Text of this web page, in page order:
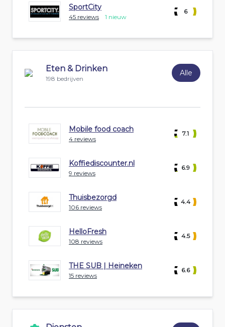
SportCity
45 reviews 1 nieuw
6
Eten & Drinken
198 bedrijven
Alle
Mobile food coach
4 reviews
7.1
Koffiediscounter.nl
9 reviews
6.9
Thuisbezorgd
106 reviews
4.4
HelloFresh
108 reviews
4.5
THE SUB | Heineken
15 reviews
6.6